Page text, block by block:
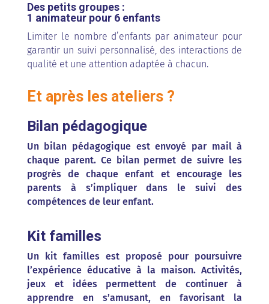
Des petits groupes :
1 animateur pour 6 enfants
Limiter le nombre d’enfants par animateur pour
garantir un suivi personnalisé, des interactions de
qualité et une attention adaptée à chacun.
Et après les ateliers ?
Bilan pédagogique
Un bilan pédagogique est envoyé par mail à
chaque parent. Ce bilan permet de suivre les
progrès de chaque enfant et encourage les
parents à s’impliquer dans le suivi des
compétences de leur enfant.
Kit familles
Un kit familles est proposé pour poursuivre
l’expérience éducative à la maison. Activités,
jeux et idées permettent de continuer à
apprendre en s’amusant, en favorisant la